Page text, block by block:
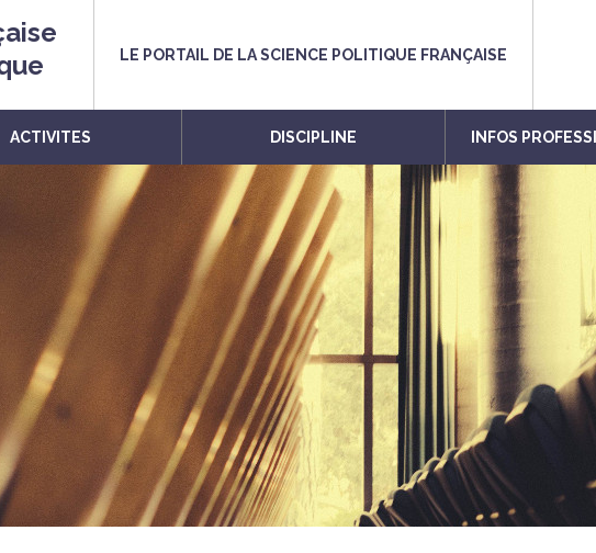
LE PORTAIL DE LA SCIENCE POLITIQUE FRANÇAISE
ACTIVITES DISCIPLINE INFOS